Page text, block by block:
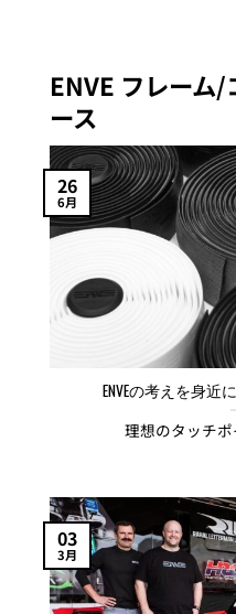
ENVE フレーム
ース
ENVEの考えを身
理想のタッチ
26
6月
03
3月